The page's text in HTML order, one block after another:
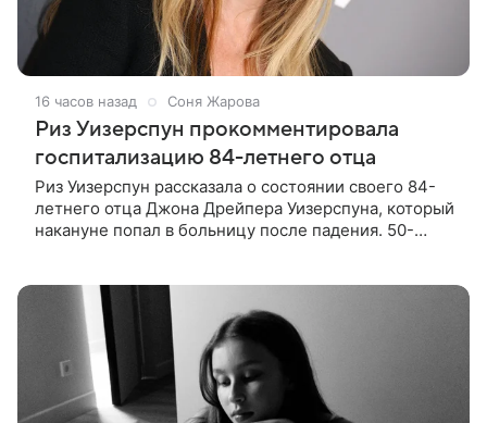
16 часов назад Соня Жарова
Риз Уизерспун прокомментировала
госпитализацию 84-летнего отца
Риз Уизерспун рассказала о состоянии своего 84-
летнего отца Джона Дрейпера Уизерспуна, который
накануне попал в больницу после падения. 50-